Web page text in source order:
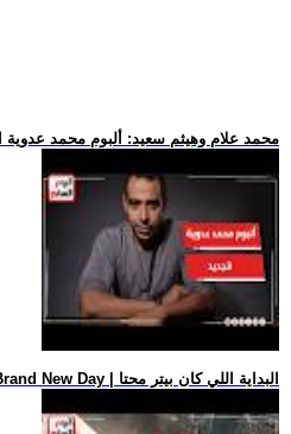
.. محمد علام وهيثم سعيد: ألبوم محمد عدوية
.. فيلم Spider-Man: Brand New Day | البداية اللي كان بيتر محتا